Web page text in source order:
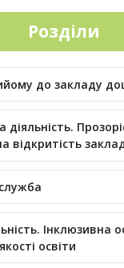
Розділи
до закладу
діяльність.
відкритість
Інклюзивна
освіти